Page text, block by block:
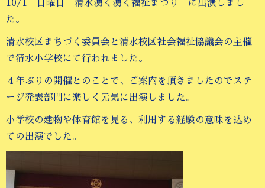
10/1 日曜日 清水湧く湧く福祉まつり に出演しまし
た。
清水校区まちづく委員会と清水校区社会福祉協議会の主催
で清水小学校にて行われました。
４年ぶりの開催とのことで、ご案内を頂きましたのでステ
ージ発表部門に楽しく元気に出演しました。
小学校の建物や体育館を見る、利用する経験の意味を込め
ての出演でした。